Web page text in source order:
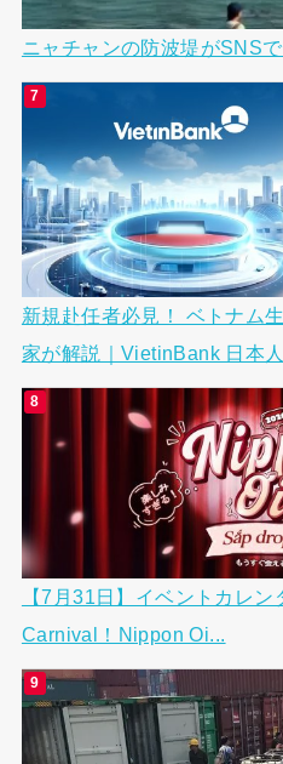
ニャチャンの防波堤がSNS
新規赴任者必見！ ベトナム
家が解説｜VietinBank 日本
【7月31日】イベントカレ
Carnival！Nippon Oi...